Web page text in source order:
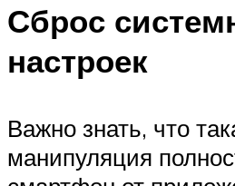
Сброс
настроек
Важно знать, что
манипуляция